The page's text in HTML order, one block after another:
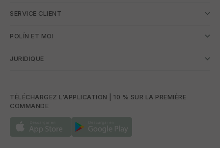
SERVICE CLIENT
POLÍN ET MOI
JURIDIQUE
TÉLÉCHARGEZ L'APPLICATION | 10 % SUR LA PREMIÈRE
COMMANDE